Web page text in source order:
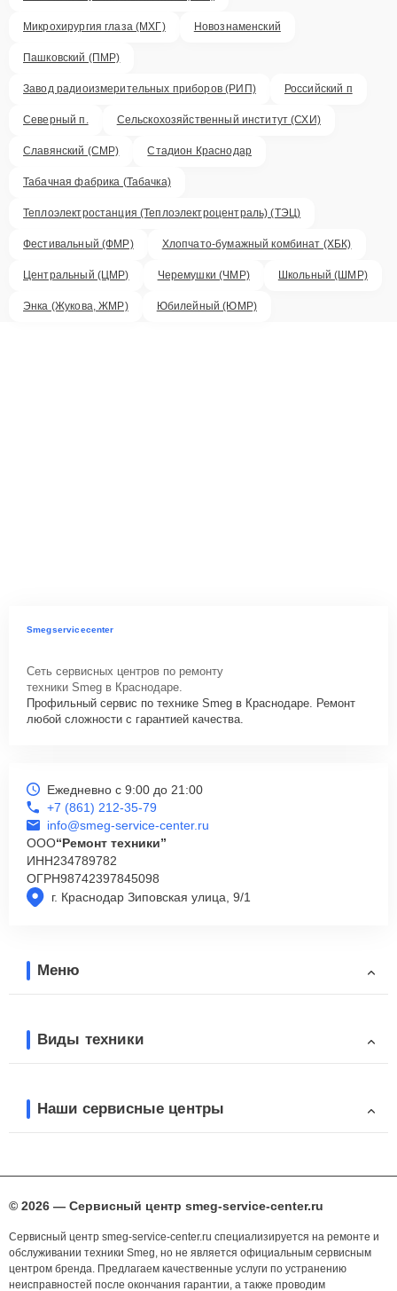
Микрохирургия глаза (МХГ) Новознаменский
Пашковский (ПМР)
Завод радиоизмерительных приборов (РИП) Российский п
Северный п. Сельскохозяйственный институт (СХИ)
Славянский (СМР) Стадион Краснодар
Табачная фабрика (Табачка)
Теплоэлектростанция (Теплоэлектроцентраль) (ТЭЦ)
Фестивальный (ФМР) Хлопчато-бумажный комбинат (ХБК)
Центральный (ЦМР) Черемушки (ЧМР) Школьный (ШМР)
Энка (Жукова, ЖМР) Юбилейный (ЮМР)
Smegservicecenter
Сеть сервисных центров по ремонту
техники Smeg в Краснодаре.
Профильный сервис по технике Smeg в Краснодаре. Ремонт
любой сложности с гарантией качества.
г. Краснодар Зиповская улица, 9/1
Ежедневно с 9:00 до 21:00
+7 (861) 212-35-79
info@smeg-service-center.ru
ООО“Ремонт техники”
ИНН234789782
ОГРН98742397845098
Меню
Виды техники
Наши сервисные центры
© 2026 — Сервисный центр smeg-service-center.ru
Сервисный центр smeg-service-center.ru специализируется на ремонте и
обслуживании техники Smeg, но не является официальным сервисным
центром бренда. Предлагаем качественные услуги по устранению
неисправностей после окончания гарантии, а также проводим